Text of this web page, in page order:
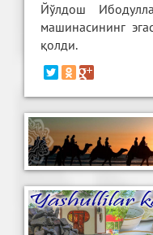
Йўлдош
машинасининг
қолди.